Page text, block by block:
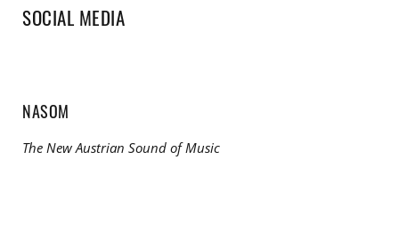
SOCIAL MEDIA
NASOM
The New Austrian Sound of Music